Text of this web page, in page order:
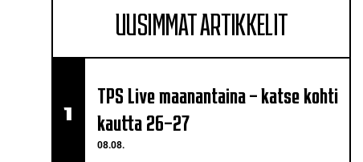
UUSIMMAT ARTIKKELIT
08.08.
TPS Live maanantaina – katse kohti
kautta 26–27